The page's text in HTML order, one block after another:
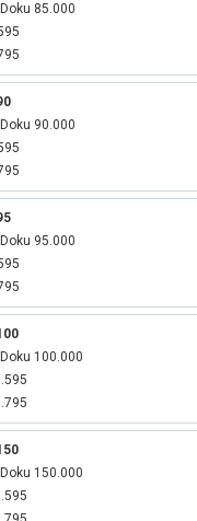
85.000
90.000
95.000
100.000
150.000